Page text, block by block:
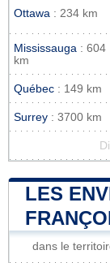
Ottawa : 234 km
Mississauga : 604
km
Québec : 149 km
Surrey : 3700 km
LES
dans le